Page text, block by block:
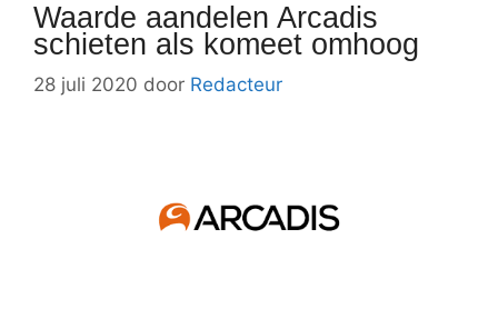
Waarde aandelen Arcadis
schieten als komeet omhoog
28 juli 2020 door Redacteur